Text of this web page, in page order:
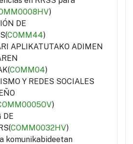
)
DE
COMM44)
APLIKATUTAKO ADIMEN
COMM04)
Y REDES SOCIALES
)
DE
COMM0032HV)
komunikabideetan